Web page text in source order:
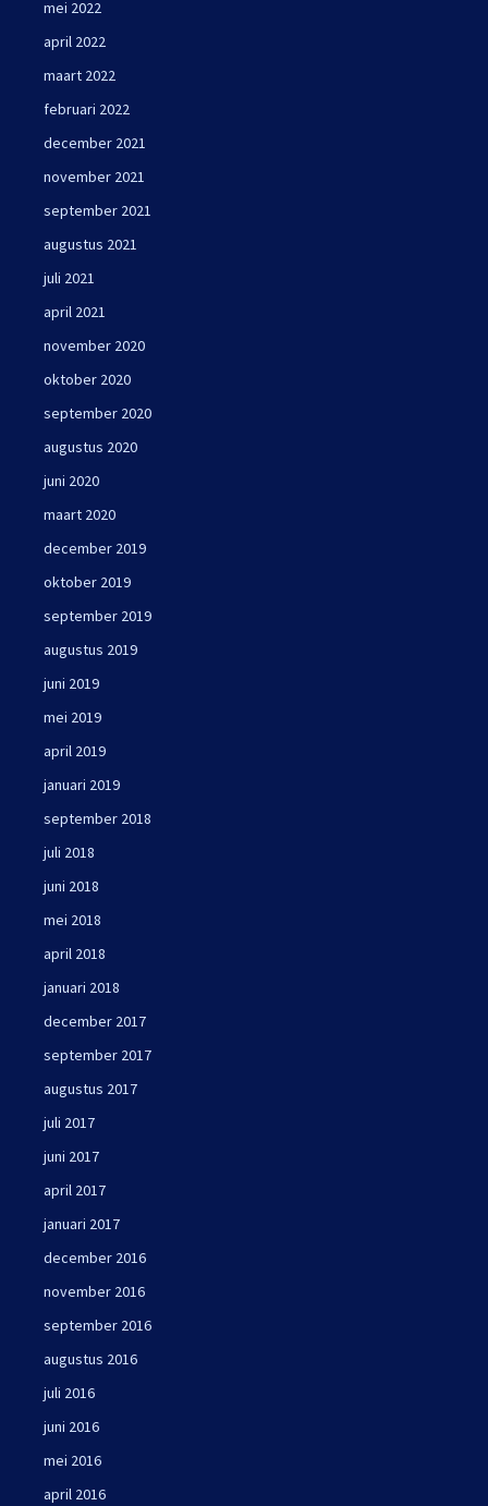
mei 2022
april 2022
maart 2022
februari 2022
december 2021
november 2021
september 2021
augustus 2021
juli 2021
april 2021
november 2020
oktober 2020
september 2020
augustus 2020
juni 2020
maart 2020
december 2019
oktober 2019
september 2019
augustus 2019
juni 2019
mei 2019
april 2019
januari 2019
september 2018
juli 2018
juni 2018
mei 2018
april 2018
januari 2018
december 2017
september 2017
augustus 2017
juli 2017
juni 2017
april 2017
januari 2017
december 2016
november 2016
september 2016
augustus 2016
juli 2016
juni 2016
mei 2016
april 2016